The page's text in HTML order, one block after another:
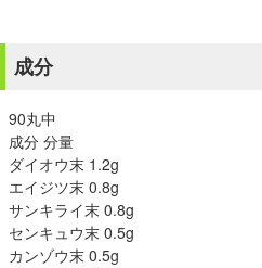
成分
90丸中
成分 分量
ダイオウ末 1.2g
エイジツ末 0.8g
サンキライ末 0.8g
センキュウ末 0.5g
カンゾウ末 0.5g